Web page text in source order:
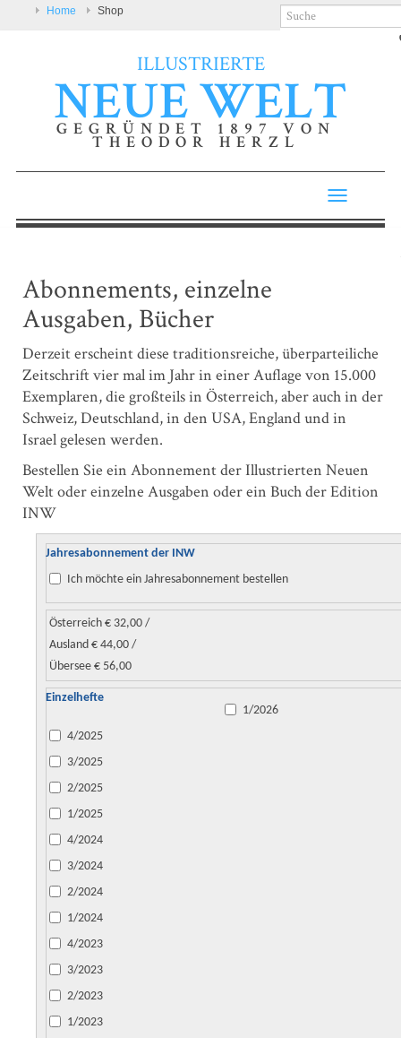
Home Shop
ILLUSTRIERTE
NEUE WELT
GEGRÜNDET 1897 VON
THEODOR HERZL
Toggle
Abonnements, einzelne
Ausgaben, Bücher
Derzeit erscheint diese traditionsreiche, überparteiliche
Zeitschrift vier mal im Jahr in einer Auflage von 15.000
Exemplaren, die großteils in Österreich, aber auch in der
Schweiz, Deutschland, in den USA, England und in
Israel gelesen werden.
Bestellen Sie ein Abonnement der Illustrierten Neuen
Welt oder einzelne Ausgaben oder ein Buch der Edition
INW
Jahresabonnement der INW
Ich möchte ein Jahresabonnement bestellen
Österreich € 32,00 /
Ausland € 44,00 /
Übersee € 56,00
Einzelhefte
1/2026
4/2025
3/2025
2/2025
1/2025
4/2024
3/2024
2/2024
1/2024
4/2023
3/2023
2/2023
1/2023